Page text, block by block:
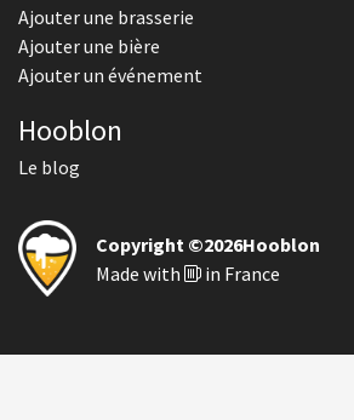
Ajouter une brasserie
Ajouter une bière
Ajouter un événement
Hooblon
Le blog
Copyright ©2026Hooblon
Made with
in France